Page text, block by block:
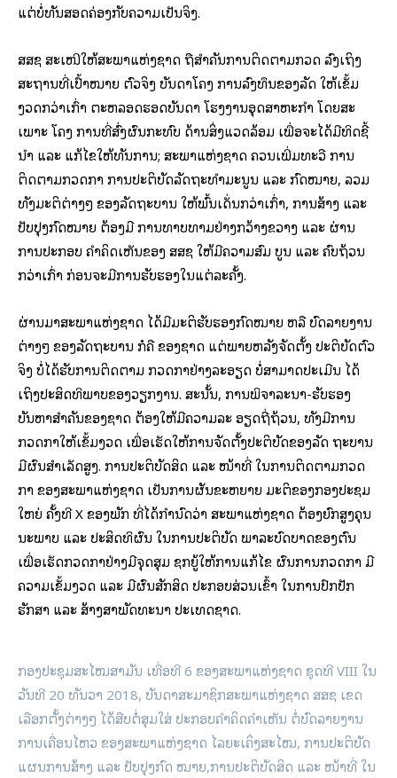
​ແຕ່​ບໍ່ທັນ​ສອດຄ່ອງ​ກັບ​ຄວາມ​ເປັນ​ຈິງ.
ສສຊ ສະ​ເໜີ​ໃຫ້​ສະພາ​ແຫ່ງຊາດ ຖື​ສຳຄັນ​ການ​ຕິດຕາມ​ກວດ ລົງ​ເຖິງ​
ສະຖານ​ທີ່​​ເປົ້າໝາຍ ຕົວ​ຈິງ ບັນດາ​ໂຄງ ການ​ລົງທຶນ​ຂອງ​ລັດ ​ໃຫ້​ເຂັ້ມ​
ງວດ​ກວ່າ​ເກົ່າ ຕະຫລອດ​ຮອດ​ບັນດາ​ ໂຮງງານ​ອຸດສາ​ຫະກຳ ​ໂດຍ​ສະ​
ເພາະ ​ໂຄງ ການທີ່​ສົ່ງ​ຜົນ​ກະທົບ​ ດ້ານ​ສິ່ງ​ແວດ​ລ້ອມ ​ເພື່ອ​ຈະ​ໄດ້​ມີ​ທິດ​ຊີ້​
ນຳ ​ແລະ ​ແກ້​ໄຂ​ໃຫ້​ທັນ​ການ; ສະພາ​ແຫ່ງ​ຊາດ ຄວນ​ເພີ່ມ​ທະວີ ການ​
ຕິດຕາມ​ກວດກາ ການປະຕິບັດ​ລັດຖະທຳ​ມະນູນ ​ແລະ ກົດໝາຍ, ລວມ
ທັງ​ມະຕິ​ຕ່າງໆ ຂອງ​ລັດຖະບານ ​ໃຫ້​ພົ້ນ​ເດັ່ນ​ກວ່າ​ເກົ່າ, ການ​ສ້າງ ​ແລະ
ປັບປຸງ​ກົດໝາຍ ຕ້ອງ​ມີ​ ການ​ທາ​ບທາມຢ່າງ​ກວ້າງ​ຂວາງ ​ແລະ ຜ່ານ​
ການ​ປະກອບ ​ຄຳ​ຄິດ​ເຫັນ​ຂອງ ສສຊ ​ໃຫ້​ມີ​ຄວາມ​ສົມ ບູນ ​ແລະ ຄົບ​ຖ້ວນ​
ກວ່າ​ເກົ່າ ກ່ອນ​ຈະ​ມີ​ການ​ຮັບຮອງ​ໃນ​ແຕ່​ລະ​ຄັ້ງ.
ຜ່ານ​ມາ​ສະພາ​ແຫ່ງ​ຊາດ​ ໄດ້ມີ​ມະຕິ​ຮັບຮອງກົດໝາຍ ຫລື ບົດ​ລາຍງານ
ຕ່າງໆ​ ຂອງ​ລັດຖະບານ ກໍ​ຄື​ ຂອງ​ຊາດ ​ແຕ່​ພາຍຫລັງຈັດ​ຕັ້ງ ​ປະຕິບັດຕົວ​
ຈິງ ບໍ່​ໄດ້​ຮັບ​ການ​ຕິດຕາມ​ ກວດກາຢ່າງ​ລະອຽດ ບໍ່ສາມາດ​ປະ​ເມີນ​ ໄດ້​​
ເຖິງປະສິດທິພາບ​ຂອງ​ວຽກງານ. ສະ​ນັ້ນ, ການ​ພິຈາລະນາ-ຮັບຮອງ​
ບັນຫາ​ສຳຄັນ​ຂອງ​ຊາດ ຕ້ອງ​ໃຫ້​ມີ​ຄວາມ​ລະ ອຽດຖີ່​ຖ້ວນ, ທັງ​ມີ​ການ​
ກວດກາ​ໃຫ້​ເຂັ້ມ​ງວດ ​ເພື່ອ​ເຮັດ​ໃຫ້ການຈັດ​ຕັ້ງ​ປະຕິບັດ​ຂອງ​ລັດ ຖະບານ​
ມີ​ຜົນສຳ​ເລັດ​ສູງ. ການ​ປະຕິບັດ​ສິດ ​ແລະ ໜ້າທີ່ ​ໃນ​ການ​ຕິດຕາມ​ກວດ
ກາ ຂອງ​ສະພາ​ແຫ່ງ​ຊາດ ​ເປັນ​ການ​ຜັນ​ຂະຫຍາຍ​ ມະຕິ​ຂອງ​ກອງ​ປະຊຸມ​
ໃຫຍ່ ຄັ້ງ​ທີ X ຂອງ​ພັກ ທີ່​ໄດ້​ກຳນົດວ່າ ສະພາ​​ແຫ່ງຊາດ ຕ້ອງ​ຍົກ​ສູງ​ຄຸນ​
ນະພາ​ບ ​ແລະ ປະສິດທິ​ຜົນ ​ໃນການ​ປະຕິ​ບັດ ​ພາລະ​ບົດບາດ​ຂອງ​ຕົນ ​
ເພື່ອ​ເຮັດ​ກວດກາ​ຢ່າງ​ມີ​ຈຸດ​ສຸມ ຊຸກຍູ້​ໃຫ້ການ​ແກ້​ໄຂ ​ຜົນ​ການ​ກວດກາ ມີ​
ຄວາມ​ເຂັ້ມ​ງວດ ​ແລະ ມີ​ຜົນ​ສັກສິດ ປະກອບສ່ວນ​ເຂົ້າ​ ໃນ​ການ​ປົກ​ປັກ​
ຮັກສາ ​ແລະ ສ້າງສາ​ພັດທະນາ​ ປະ​ເທດ​ຊາດ.
​ກອງ​ປະຊຸມ​ສະ​ໄໝສາມັນ​ ເທື່ອ​ທີ 6 ຂອງ​ສະພາ​ແຫ່ງ​ຊາດ​ ຊຸດ​ທີ VIII ໃນ​
ວັນ​ທີ 20 ທັນວາ 2018, ບັນດາສະມາຊິກ​ສະພາ​ແຫ່ງ​ຊາດ ສສຊ ​​ເຂດ​
ເລືອກ​ຕັ້ງ​ຕ່າງໆ ໄດ້​ສືບຕໍ່ສຸມ​ໃສ່​ ປະກອບ​ຄຳ​ຄິດ​ຄຳ​ເຫັນ ຕໍ່ບົດ​ລາຍ​ງານ​
ການ​ເຄື່ອນ​ໄຫວ ຂອງ​ສະພາ​ແຫ່ງ​ຊາດ ​ໄລຍະ​ເຄິ່ງສະ​ໄໝ, ການ​ປະຕິບັດ​
ແຜນການ​ສ້າງ ​ແລະ ປັບປຸງກົດ ໝາຍ,ການ​ປະຕິບັດ​ສິດ ​ແລະ ໜ້າທີ່ ​ໃນ​